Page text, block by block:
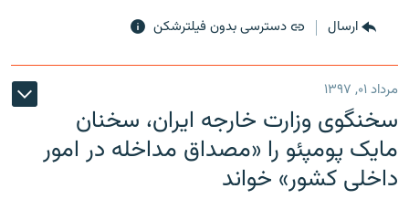
ارسال دسترسی بدون فیلترشکن
مرداد ۰۱, ۱۳۹۷
سخنگوی وزارت خارجه ایران، سخنان
مایک پومپئو را «مصداق مداخله در امور
داخلی کشور» خواند